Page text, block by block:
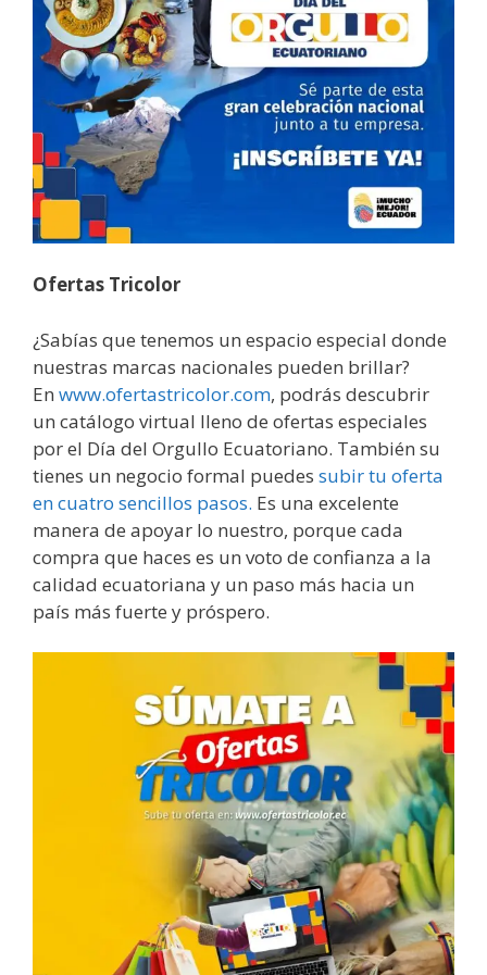
Ofertas Tricolor
¿Sabías que tenemos un espacio especial donde
nuestras marcas nacionales pueden brillar?
En www.ofertastricolor.com, podrás descubrir
un catálogo virtual lleno de ofertas especiales
por el Día del Orgullo Ecuatoriano. También su
tienes un negocio formal puedes subir tu oferta
en cuatro sencillos pasos. Es una excelente
manera de apoyar lo nuestro, porque cada
compra que haces es un voto de confianza a la
calidad ecuatoriana y un paso más hacia un
país más fuerte y próspero.